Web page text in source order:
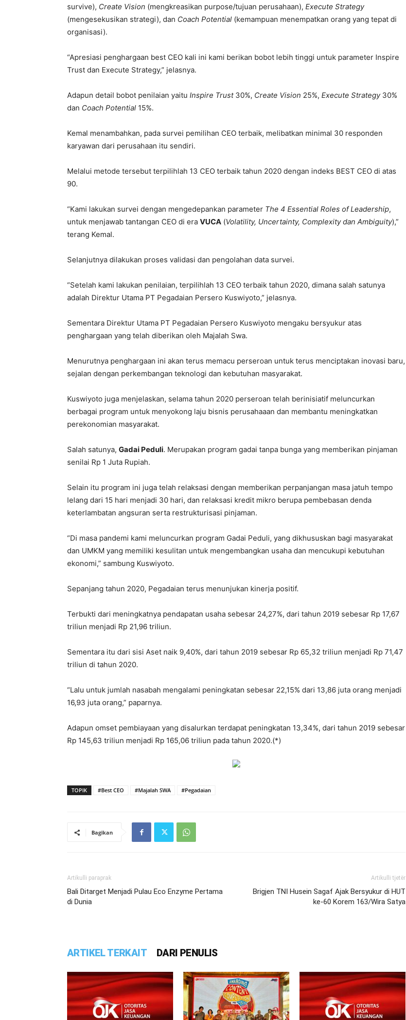
survive), Create Vision (mengkreasikan purpose/tujuan perusahaan), Execute Strategy
(mengesekusikan strategi), dan Coach Potential (kemampuan menempatkan orang yang tepat di
organisasi).
“Apresiasi penghargaan best CEO kali ini kami berikan bobot lebih tinggi untuk parameter Inspire
Trust dan Execute Strategy,” jelasnya.
Adapun detail bobot penilaian yaitu Inspire Trust 30%, Create Vision 25%, Execute Strategy30%
dan Coach Potential 15%.
Kemal menambahkan, pada survei pemilihan CEO terbaik, melibatkan minimal 30 responden
karyawan dari perusahaan itu sendiri.
Melalui metode tersebut terpilihlah 13 CEO terbaik tahun 2020 dengan indeks BEST CEO di atas
90.
“Kami lakukan survei dengan mengedepankan parameter The 4 Essential Roles of Leadership,
untuk menjawab tantangan CEO di era VUCA (Volatility, Uncertainty, Complexity dan Ambiguity),”
terang Kemal.
Selanjutnya dilakukan proses validasi dan pengolahan data survei.
“Setelah kami lakukan penilaian, terpilihlah 13 CEO terbaik tahun 2020, dimana salah satunya
adalah Direktur Utama PT Pegadaian Persero Kuswiyoto,” jelasnya.
Sementara Direktur Utama PT Pegadaian Persero Kuswiyoto mengaku bersyukur atas
penghargaan yang telah diberikan oleh Majalah Swa.
Menurutnya penghargaan ini akan terus memacu perseroan untuk terus menciptakan inovasi baru,
sejalan dengan perkembangan teknologi dan kebutuhan masyarakat.
Kuswiyoto juga menjelaskan, selama tahun 2020 perseroan telah berinisiatif meluncurkan
berbagai program untuk menyokong laju bisnis perusahaaan dan membantu meningkatkan
perekonomian masyarakat.
Salah satunya, Gadai Peduli. Merupakan program gadai tanpa bunga yang memberikan pinjaman
senilai Rp 1 Juta Rupiah.
Selain itu program ini juga telah relaksasi dengan memberikan perpanjangan masa jatuh tempo
lelang dari 15 hari menjadi 30 hari, dan relaksasi kredit mikro berupa pembebasan denda
keterlambatan angsuran serta restrukturisasi pinjaman.
“Di masa pandemi kami meluncurkan program Gadai Peduli, yang dikhususkan bagi masyarakat
dan UMKM yang memiliki kesulitan untuk mengembangkan usaha dan mencukupi kebutuhan
ekonomi,” sambung Kuswiyoto.
Sepanjang tahun 2020, Pegadaian terus menunjukan kinerja positif.
Terbukti dari meningkatnya pendapatan usaha sebesar 24,27%, dari tahun 2019 sebesar Rp 17,67
triliun menjadi Rp 21,96 triliun.
Sementara itu dari sisi Aset naik 9,40%, dari tahun 2019 sebesar Rp 65,32 triliun menjadi Rp 71,47
triliun di tahun 2020.
“Lalu untuk jumlah nasabah mengalami peningkatan sebesar 22,15% dari 13,86 juta orang menjadi
16,93 juta orang,” paparnya.
Adapun omset pembiayaan yang disalurkan terdapat peningkatan 13,34%, dari tahun 2019 sebesar
Rp 145,63 triliun menjadi Rp 165,06 triliun pada tahun 2020.(*)
TOPIK #Best CEO #Majalah SWA #Pegadaian
Bagikan
Artikulli paraprak
Bali Ditarget Menjadi Pulau Eco Enzyme Pertama
di Dunia
Artikulli tjetër
Brigjen TNI Husein Sagaf Ajak Bersyukur di HUT
ke-60 Korem 163/Wira Satya
ARTIKEL TERKAIT DARI PENULIS